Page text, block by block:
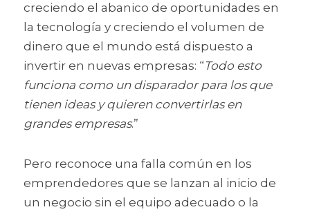
creciendo el abanico de oportunidades en
la tecnología y creciendo el volumen de
dinero que el mundo está dispuesto a
invertir en nuevas empresas: “ Todo esto
funciona como un disparador para los que
tienen ideas y quieren convertirlas en
grandes empresas.”
Pero reconoce una falla común en los
emprendedores que se lanzan al inicio de
un negocio sin el equipo adecuado o la